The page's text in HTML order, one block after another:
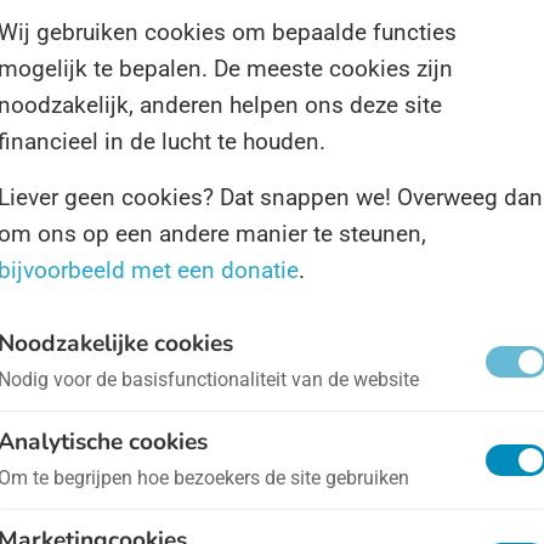
duurzaamheid helemaal hip is moet de wereld
ontkomt u er niet aan. Dat wordt op 18 juni extra
Vegetarismedag
zullen u eerlijk bekennen: Wij hebben hier op de
vegetarisme. Ook niet met vegetariërs in het
Tapasdag- op 18 juni
gebruiken cookies om bepaalde functies
mogelijk te bepalen. De meeste cookies zijn
noodzakelijk, anderen helpen ons deze site
in de lucht te houden.
Liever geen cookies? Dat snappen we! Overweeg dan
om ons op een andere manier te steunen,
bijvoorbeeld met een donatie.
Noodzakelijke cookies
Nodig voor de basisfunctionaliteit van de website
cookies
Om te begrijpen hoe bezoekers de site gebruiken